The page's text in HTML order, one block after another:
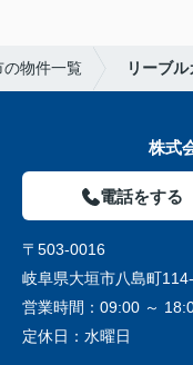
の物件一覧 リーブ
株式
電話をする
〒503-0016
岐阜県大垣市八島町
営業時間： 09:00 ～
定休日： 水曜日